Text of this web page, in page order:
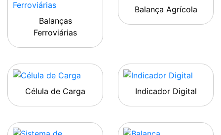
Balanças
Ferroviárias
Balança Agrícola
Célula de Carga Indicador Digital